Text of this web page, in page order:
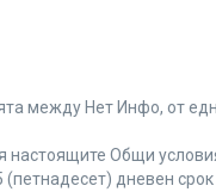
между Нет Инфо, от
Общи
(петнадесет) дневен